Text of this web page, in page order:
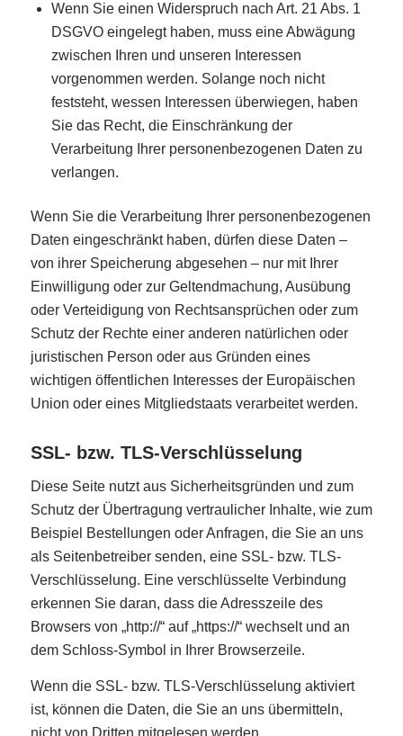
Wenn Sie einen Widerspruch nach Art. 21 Abs. 1
DSGVO eingelegt haben, muss eine Abwägung
zwischen Ihren und unseren Interessen
vorgenommen werden. Solange noch nicht
feststeht, wessen Interessen überwiegen, haben
Sie das Recht, die Einschränkung der
Verarbeitung Ihrer personenbezogenen Daten zu
verlangen.
Wenn Sie die Verarbeitung Ihrer personenbezogenen
Daten eingeschränkt haben, dürfen diese Daten –
von ihrer Speicherung abgesehen – nur mit Ihrer
Einwilligung oder zur Geltendmachung, Ausübung
oder Verteidigung von Rechtsansprüchen oder zum
Schutz der Rechte einer anderen natürlichen oder
juristischen Person oder aus Gründen eines
wichtigen öffentlichen Interesses der Europäischen
Union oder eines Mitgliedstaats verarbeitet werden.
SSL- bzw. TLS-Verschlüsselung
Diese Seite nutzt aus Sicherheitsgründen und zum
Schutz der Übertragung vertraulicher Inhalte, wie zum
Beispiel Bestellungen oder Anfragen, die Sie an uns
als Seitenbetreiber senden, eine SSL- bzw. TLS-
Verschlüsselung. Eine verschlüsselte Verbindung
erkennen Sie daran, dass die Adresszeile des
Browsers von „http://“ auf „https://“ wechselt und an
dem Schloss-Symbol in Ihrer Browserzeile.
Wenn die SSL- bzw. TLS-Verschlüsselung aktiviert
ist, können die Daten, die Sie an uns übermitteln,
nicht von Dritten mitgelesen werden.